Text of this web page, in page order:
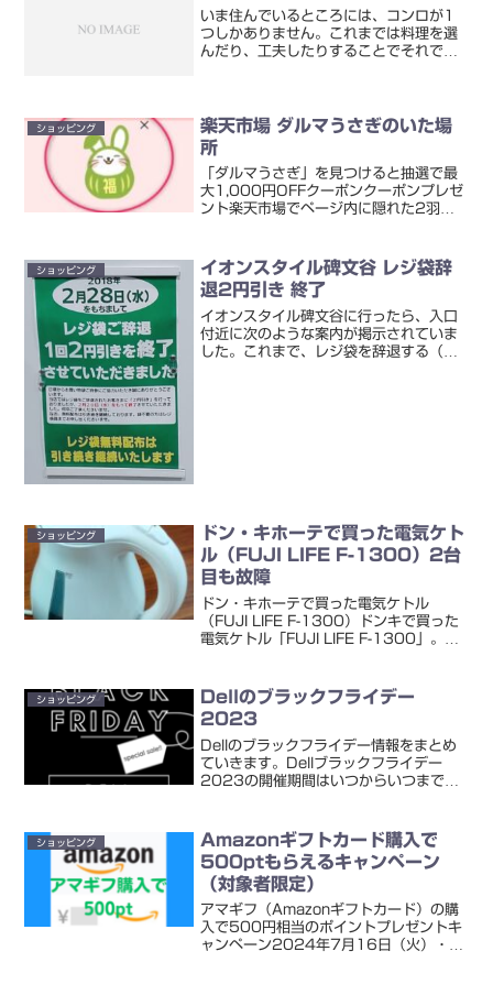
いま住んでいるところには、コンロが1
つしかありません。これまでは料理を選
んだり、工夫したりすることでそれで済
で探してみると、アイリ...
ショッピング
楽天市場 ダルマうさぎのいた場
所
「ダルマうさぎ」を見つけると抽選で最
大1,000円OFFクーポンクーポンプレゼ
ント楽天市場でページ内に隠れた2羽の
トというのが行われています。こちら→
対象期間：2...
ショッピング
イオンスタイル碑文谷 レジ袋辞
退2円引き 終了
イオンスタイル碑文谷に行ったら、入口
付近に次のような案内が掲示されていま
した。これまで、レジ袋を辞退する（レ
ショッピング
ドン・キホーテで買った電気ケト
ル（FUJI LIFE F-1300）2台
目も故障
ドン・キホーテで買った電気ケトル
（FUJI LIFE F-1300）ドンキで買った
電気ケトル「FUJI LIFE F-1300」。購
月とすこし経ったタイミングで故障...
ショッピング
Dellのブラックフライデー
2023
Dellのブラックフライデー情報をまとめ
ていきます。Dellブラックフライデー
2023の開催期間はいつからいつまで？
年11月21日(火)午前中～12月4日(月)...
ショッピング
Amazonギフトカード購入で
500ptもらえるキャンペーン
（対象者限定）
アマギフ（Amazonギフトカード）の購
入で500円相当のポイントプレゼントキ
ャンペーン2024年7月16日（火）・